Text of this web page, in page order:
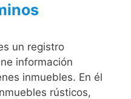
un registro
información
inmuebles. En él
rústicos,